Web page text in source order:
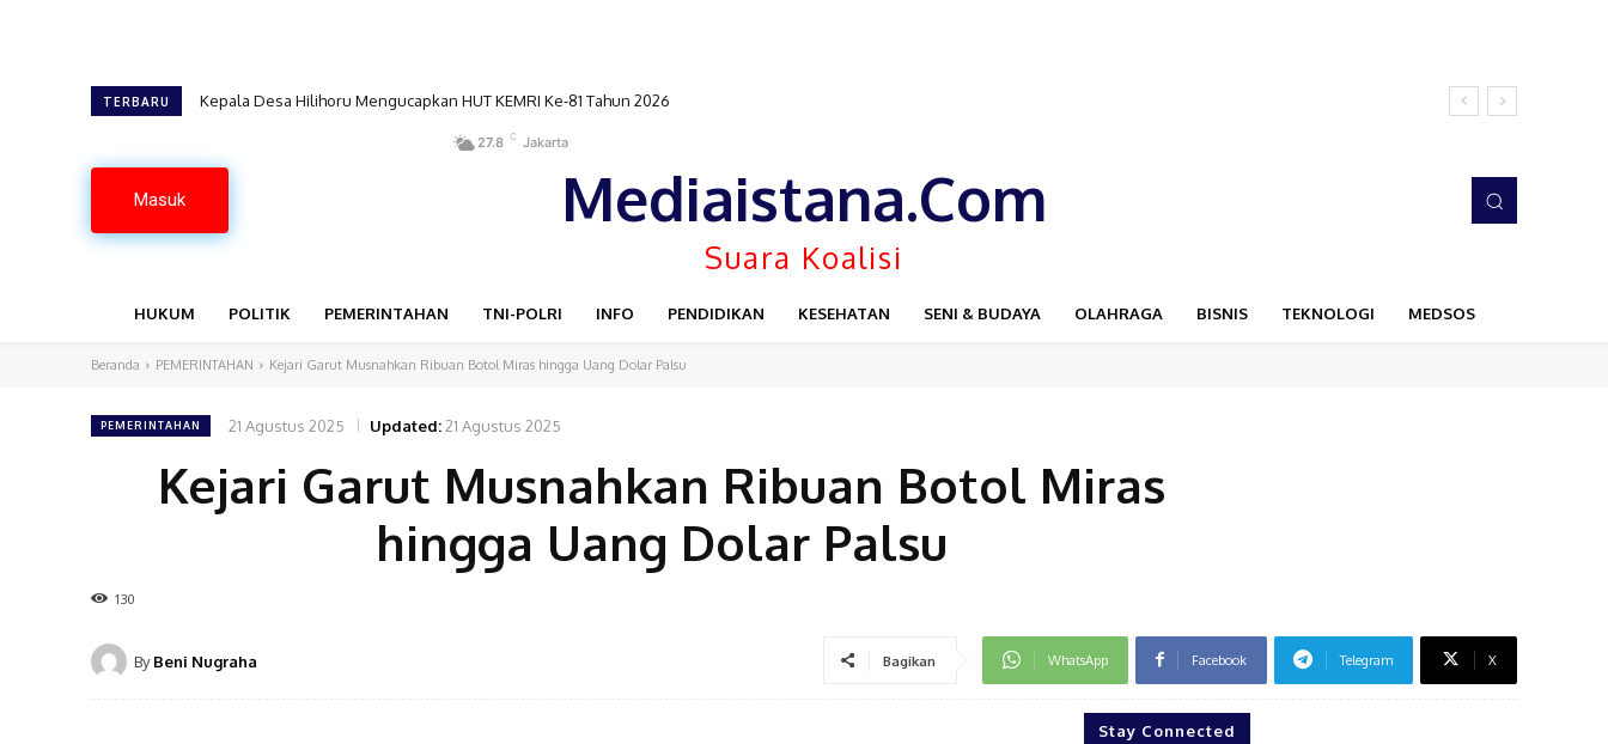
TERBARU Kepala Desa Hilihoru Mengucapkan HUT KEMRI Ke-81 Tahun 2026
Camat Lahusa Mengucapkan HUT KEMRI Ke-81 Tahun 2026
Masuk
27.8 C Jakarta
Mediaistana.Com
Suara Koalisi
HUKUM POLITIK PEMERINTAHAN TNI-POLRI INFO PENDIDIKAN KESEHATAN SENI & BUDAYA OLAHRAGA BISNIS TEKNOLOGI MEDSOS
Beranda PEMERINTAHAN ‎Kejari Garut Musnahkan Ribuan Botol Miras hingga Uang Dolar Palsu
PEMERINTAHAN 21 Agustus 2025 Updated:21 Agustus 2025
‎Kejari Garut Musnahkan Ribuan Botol Miras
hingga Uang Dolar Palsu
130
By Beni Nugraha Bagikan WhatsApp Facebook Telegram X
Stay Connected